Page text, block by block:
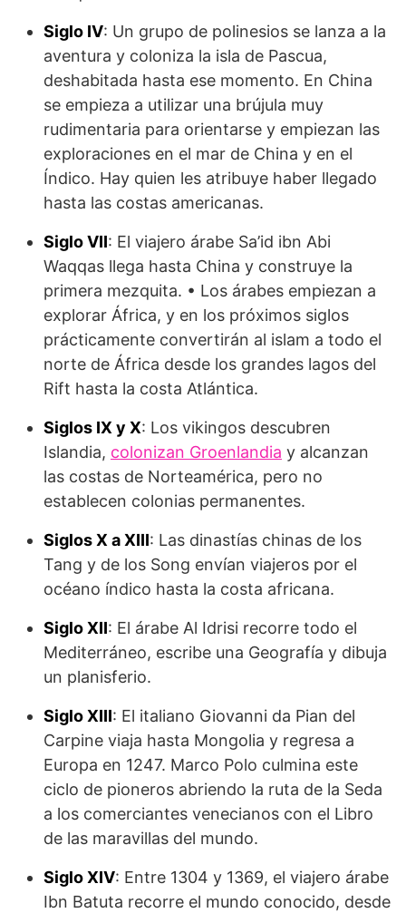
Siglo IV: Un grupo de polinesios se lanza a la
aventura y coloniza la isla de Pascua,
deshabitada hasta ese momento. En China
se empieza a utilizar una brújula muy
rudimentaria para orientarse y empiezan las
exploraciones en el mar de China y en el
Índico. Hay quien les atribuye haber llegado
hasta las costas americanas.
Siglo VII: El viajero árabe Sa’id ibn Abi
Waqqas llega hasta China y construye la
primera mezquita. • Los árabes empiezan a
explorar África, y en los próxi­mos siglos
prácticamente conver­tirán al islam a todo el
norte de África desde los grandes lagos del
Rift hasta la costa Atlántica.
Siglos IX y X: Los vikingos descubren
Islandia, colo­nizan Groenlandia y alcanzan
las costas de Norteamérica, pero no
establecen colonias permanentes.
Siglos X a XIII: Las dinastías chinas de los
Tang y de los Song envían viajeros por el
océano índico hasta la costa afri­cana.
Siglo XII: El árabe Al Idrisi recorre todo el
Mediterráneo, escribe una Geografía y dibuja
un planisferio.
Siglo XIII: El ita­liano Giovanni da Pian del
Carpine viaja hasta Mongolia y regresa a
Europa en 1247. Marco Polo cul­mina este
ciclo de pioneros abrien­do la ruta de la Seda
a los comer­ciantes venecianos con el Libro
de las maravillas del mundo.
Siglo XIV: Entre 1304 y 1369, el viajero árabe
Ibn Batuta recorre el mundo conocido, desde